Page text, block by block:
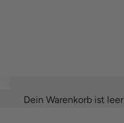
Dein Warenkorb ist leer